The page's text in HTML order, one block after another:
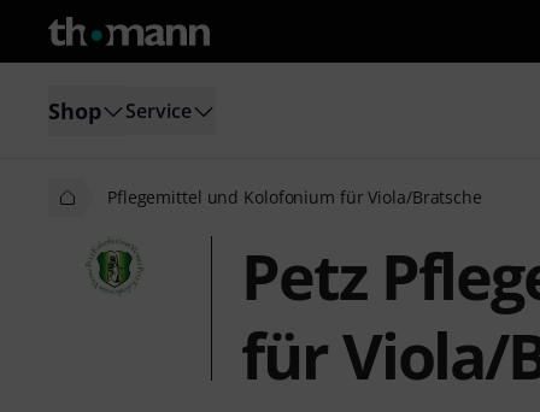
Shop Service
Pflegemittel und Kolofonium für Viola/Bratsche
Petz
für Viola/